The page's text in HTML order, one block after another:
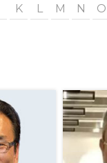
K L M N O